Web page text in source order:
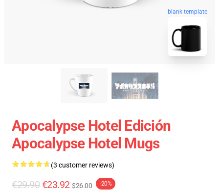
blank template
Apocalypse Hotel Edición
Apocalypse Hotel Mugs
(3 customer reviews)
€29.90 €23.92 $26.00 -20%